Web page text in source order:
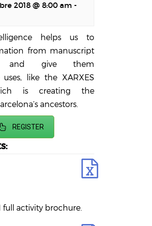
2018 @ 8:00 am -
helps us to
from manuscript
and give them
uses, like the XARXES
is creating the
ancestors.
REGISTER
full activity brochure.